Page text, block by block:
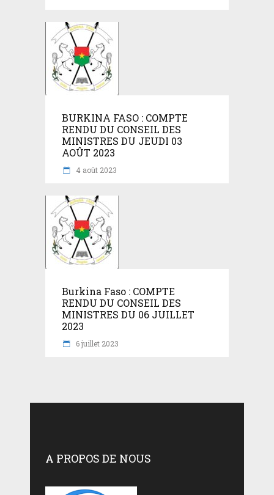
BURKINA FASO : COMPTE
RENDU DU CONSEIL DES
MINISTRES DU JEUDI 03
AOÛT 2023
4 août 2023
Burkina Faso : COMPTE
RENDU DU CONSEIL DES
MINISTRES DU 06 JUILLET
2023
6 juillet 2023
A PROPOS DE NOUS